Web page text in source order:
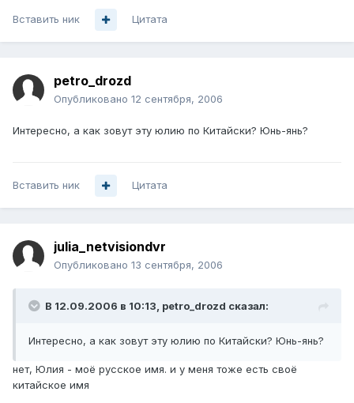
Вставить ник Цитата
petro_drozd
Опубликовано 12 сентября, 2006
Интересно, а как зовут эту юлию по Китайски? Юнь-янь?
Вставить ник Цитата
julia_netvisiondvr
Опубликовано 13 сентября, 2006
В 12.09.2006 в 10:13, petro_drozd сказал:
Интересно, а как зовут эту юлию по Китайски? Юнь-янь?
нет, Юлия - моё русское имя. и у меня тоже есть своё
китайское имя